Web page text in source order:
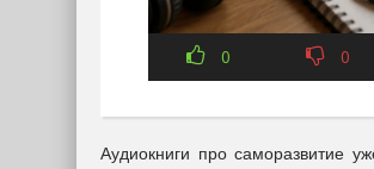
0 0
Аудиокниги про саморазвитие